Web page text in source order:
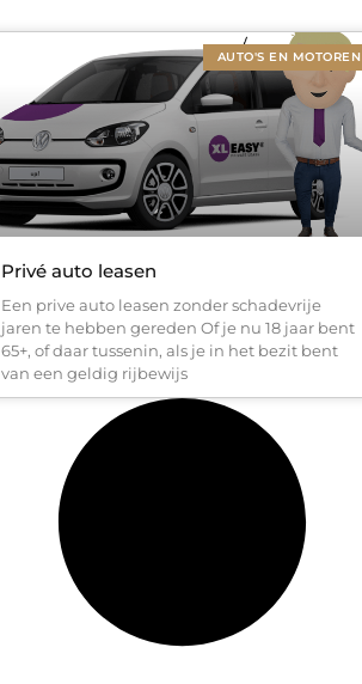
AUTO'S EN MOTOREN
Privé auto leasen
Een prive auto leasen zonder schadevrije
jaren te hebben gereden Of je nu 18 jaar bent
65+, of daar tussenin, als je in het bezit bent
van een geldig rijbewijs